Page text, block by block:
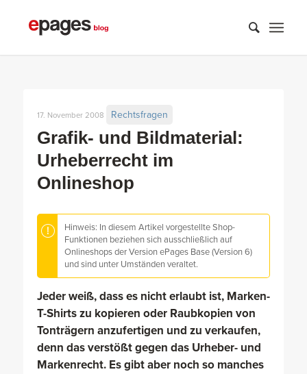
Grafik- und Bildmaterial:
Urheberrecht im
Onlineshop
17. November 2008 Rechtsfragen
Hinweis: In diesem Artikel vorgestellte Shop-
Funktionen beziehen sich ausschließlich auf
Onlineshops der Version ePages Base (Version 6)
und sind unter Umständen veraltet.
Jeder weiß, dass es nicht erlaubt ist, Marken-
T-Shirts zu kopieren oder Raubkopien von
Tonträgern anzufertigen und zu verkaufen,
denn das verstößt gegen das Urheber- und
Markenrecht. Es gibt aber noch so manches